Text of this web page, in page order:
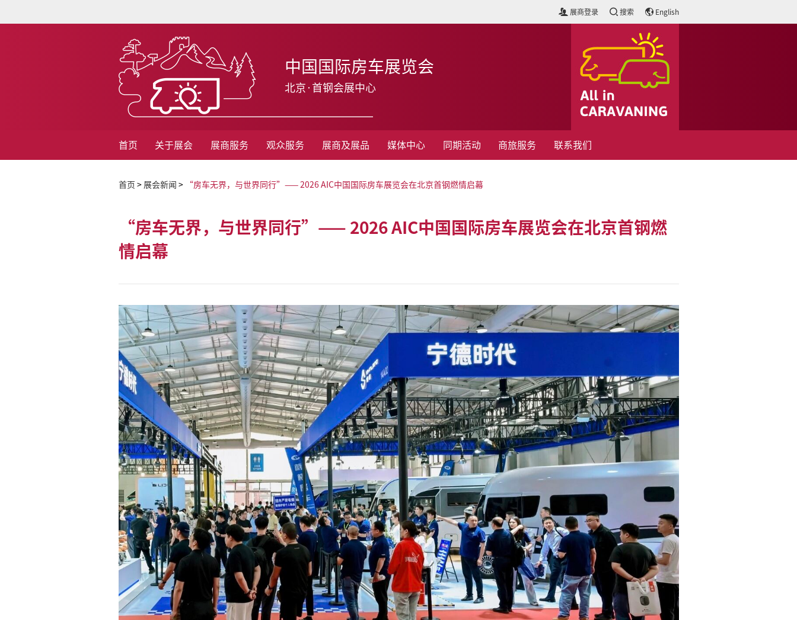
展商登录 搜索 English
中国国际房车展览会
北京·首钢会展中心
首页 关于展会 展商服务 观众服务 展商及展品 媒体中心 同期活动 商旅服务 联系我们
首页 > 展会新闻 > “房车无界，与世界同行”—— 2026 AIC中国国际房车展览会在北京首钢燃情启幕
“房车无界，与世界同行”—— 2026 AIC中国国际房车展览会在北京首钢燃
情启幕